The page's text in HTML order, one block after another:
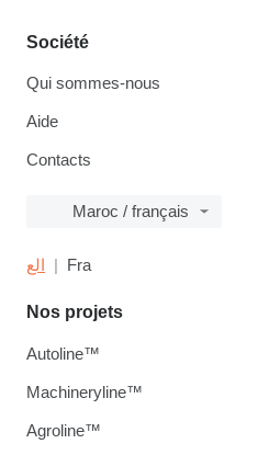
Société
Qui sommes-nous
Aide
Contacts
Maroc / français
الع Fra
Nos projets
Autoline™
Machineryline™
Agroline™